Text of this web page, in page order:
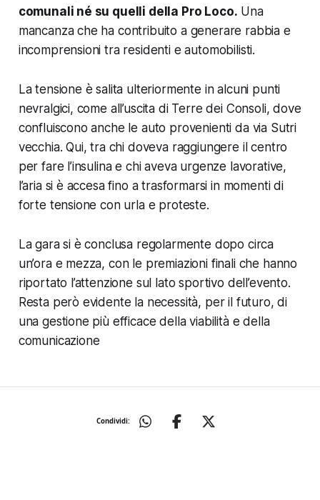
comunali né su quelli della Pro Loco. Una
mancanza che ha contribuito a generare rabbia e
incomprensioni tra residenti e automobilisti.
La tensione è salita ulteriormente in alcuni punti
nevralgici, come all’uscita di Terre dei Consoli, dove
confluiscono anche le auto provenienti da via Sutri
vecchia. Qui, tra chi doveva raggiungere il centro
per fare l’insulina e chi aveva urgenze lavorative,
l’aria si è accesa fino a trasformarsi in momenti di
forte tensione con urla e proteste.
La gara si è conclusa regolarmente dopo circa
un’ora e mezza, con le premiazioni finali che hanno
riportato l’attenzione sul lato sportivo dell’evento.
Resta però evidente la necessità, per il futuro, di
una gestione più efficace della viabilità e della
comunicazione
Condividi: